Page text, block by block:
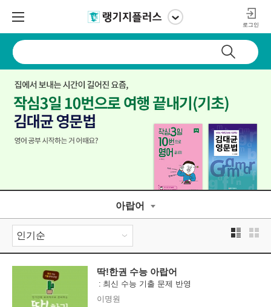
로그인
아랍어
딱!한권 수능 아랍어
최신 수능 기출 문제 반영
이명원